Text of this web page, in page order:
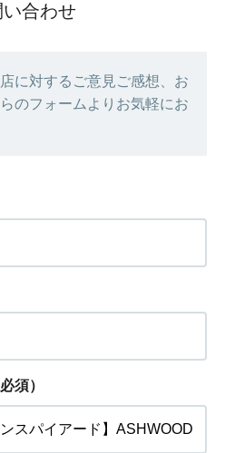
い合わせ
に対するご意見ご感想、お
のフォームよりお気軽にお
必須）